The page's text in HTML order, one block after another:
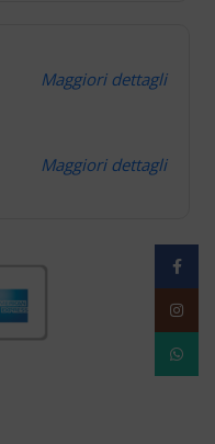
Maggiori dettagli
Maggiori dettagli